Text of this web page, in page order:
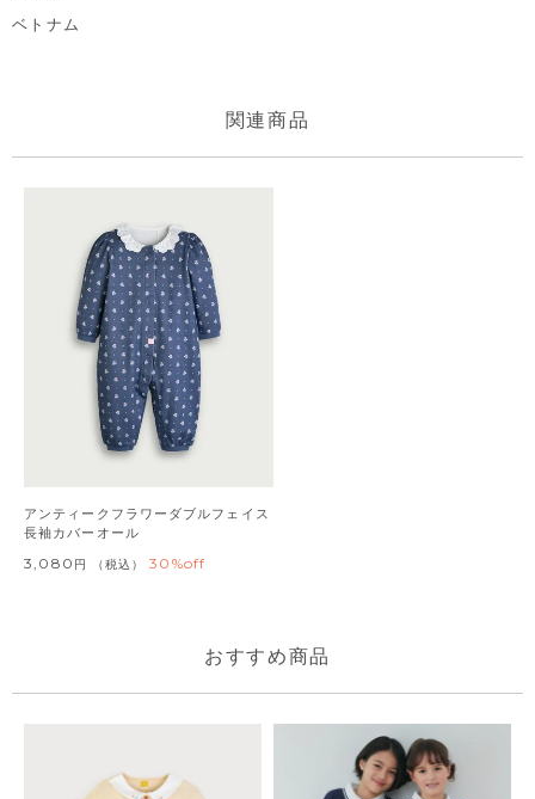
ベトナム
アンティークフラワーダブルフェイス
長袖カバーオール
3,080 税込 30%off
おすすめ商品